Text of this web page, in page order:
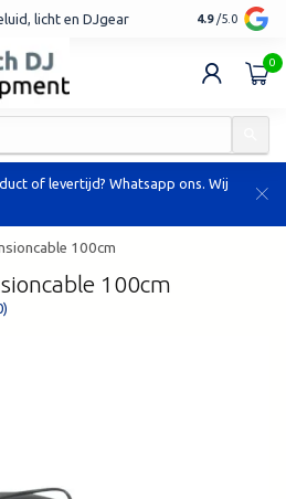
licht en DJgear Tot 7 jaar
4.9 /5.0
0
of levertijd? Whatsapp ons. Wij
100cm
100cm